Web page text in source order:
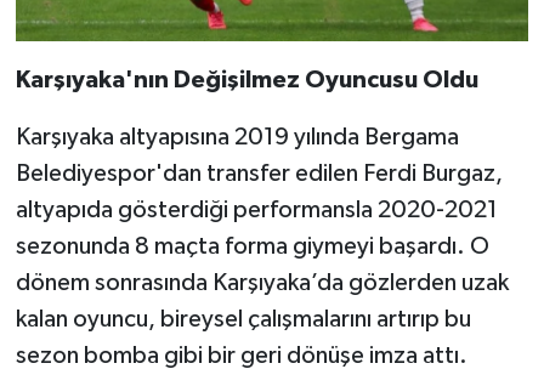
Karşıyaka'nın Değişilmez Oyuncusu Oldu
Karşıyaka altyapısına 2019 yılında Bergama
Belediyespor'dan transfer edilen Ferdi Burgaz,
altyapıda gösterdiği performansla 2020-2021
sezonunda 8 maçta forma giymeyi başardı. O
dönem sonrasında Karşıyaka’da gözlerden uzak
kalan oyuncu, bireysel çalışmalarını artırıp bu
sezon bomba gibi bir geri dönüşe imza attı.